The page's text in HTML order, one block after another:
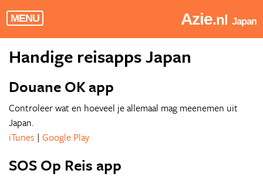
MENU Azie.nl Japan
Handige reisapps Japan
Douane OK app
Controleer wat en hoeveel je allemaal mag meenemen uit
Japan.
iTunes | Google Play
SOS Op Reis app